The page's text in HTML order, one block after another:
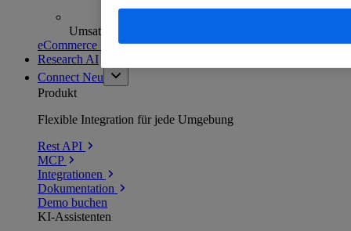
Umsatzanalysen und -prognosen
eCommerce Insights entdecken
Research AI
Connect Neu
Produkt
Flexible Integration für jede Umgebung
Rest API
MCP
Integrationen
Dokumentation
Demo buchen
KI-Assistenten